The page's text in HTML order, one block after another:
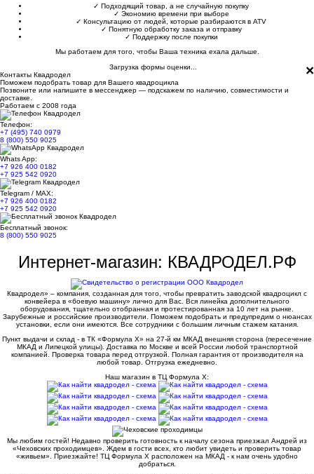
✓ Подходящий товар, а не случайную покупку
✓ Экономию времени при выборе
✓ Консультацию от людей, которые разбираются в ATV
✓ Понятную обработку заказа и отправку
✓ Поддержку после покупки
Мы работаем для того, чтобы Ваша техника ехала дальше.
×
Загрузка формы оценки...
Контакты Квадродел
Поможем подобрать товар для Вашего квадроцикла
Позвоните или напишите в мессенджер — подскажем по наличию, совместимости и
доставке.
Работаем с 2008 года
Телефон:
+7 (495) 740 0979
8 (800) 550 9025
Whats App:
+7 926 400 0182
+7 925 542 0920
Telegram / MAX:
+7 926 400 0182
+7 925 542 0920
Бесплатный звонок:
8 (800) 550 9025
Интернет-магазин: КВАДРОДЕЛ.РФ
Квадродел» – компания, созданная для того, чтобы превратить заводской квадроцикл с
конвейера в «боевую машину» лично для Вас. Вся линейка дополнительного
оборудования, тщательно отобранная и протестированная за 10 лет на рынке.
Зарубежные и российские производители. Поможем подобрать и предупредим о нюансах
установки, если они имеются. Все сотрудники с большим личным стажем катания.
Пункт выдачи и склад - в ТК «Формула X» на 27-й км МКАД внешняя сторона (пересечение
МКАД и Липецкой улицы). Доставка по Москве и всей России любой транспортной
компанией. Проверка товара перед отгрузкой. Полная гарантия от производителя на
любой товар. Отгрузка ежедневно.
Наш магазин в ТЦ Формула Х:
Мы любим гостей! Недавно проверить готовность к началу сезона приезжал Андрей из
«Чеховских проходимцев». Ждем в гости всех, кто любит увидеть и проверить товар
«живьем». Приезжайте! ТЦ Формула Х расположен на МКАД - к нам очень удобно
добраться.